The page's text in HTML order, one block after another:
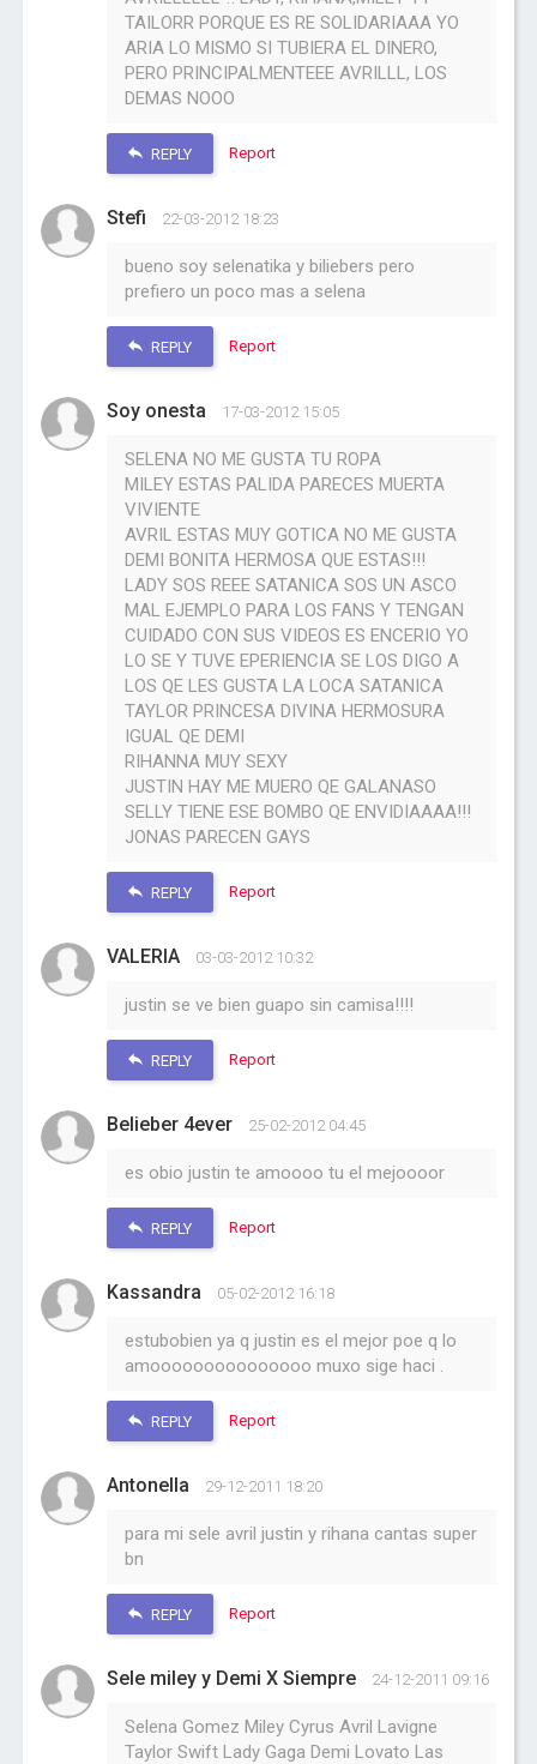
TAILORR PORQUE ES RE SOLIDARIAAA YO
ARIA LO MISMO SI TUBIERA EL DINERO,
PERO PRINCIPALMENTEEE AVRILLL, LOS
DEMAS NOOO
REPLY Report
Stefi 22-03-2012 18:23
bueno soy selenatika y biliebers pero
prefiero un poco mas a selena
REPLY Report
Soy onesta 17-03-2012 15:05
SELENA NO ME GUSTA TU ROPA
MILEY ESTAS PALIDA PARECES MUERTA
VIVIENTE
AVRIL ESTAS MUY GOTICA NO ME GUSTA
DEMI BONITA HERMOSA QUE ESTAS!!!
LADY SOS REEE SATANICA SOS UN ASCO
MAL EJEMPLO PARA LOS FANS Y TENGAN
CUIDADO CON SUS VIDEOS ES ENCERIO YO
LO SE Y TUVE EPERIENCIA SE LOS DIGO A
LOS QE LES GUSTA LA LOCA SATANICA
TAYLOR PRINCESA DIVINA HERMOSURA
IGUAL QE DEMI
RIHANNA MUY SEXY
JUSTIN HAY ME MUERO QE GALANASO
SELLY TIENE ESE BOMBO QE ENVIDIAAAA!!!
JONAS PARECEN GAYS
REPLY Report
VALERIA 03-03-2012 10:32
justin se ve bien guapo sin camisa!!!!
REPLY Report
Belieber 4ever 25-02-2012 04:45
es obio justin te amoooo tu el mejoooor
REPLY Report
Kassandra 05-02-2012 16:18
estubobien ya q justin es el mejor poe q lo
amooooooooooooooo muxo sige haci .
REPLY Report
Antonella 29-12-2011 18:20
para mi sele avril justin y rihana cantas super
bn
REPLY Report
Sele miley y Demi X Siempre 24-12-2011 09:16
Selena Gomez Miley Cyrus Avril Lavigne
Taylor Swift Lady Gaga Demi Lovato Las